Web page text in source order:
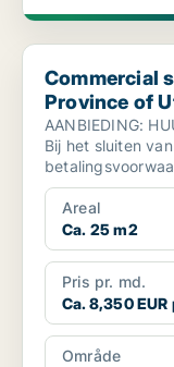
Commercial space
Commercial
Province of
AANBIEDING:
Bij het sluiten
jaar ee...
Areal
Ca. 25 m2
Pris pr. md.
Ca. 8,350 EUR
Område